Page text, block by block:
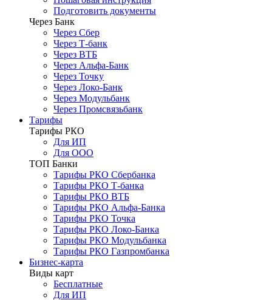
Подготовить документы
Через Банк
Через Сбер
Через Т-банк
Через ВТБ
Через Альфа-Банк
Через Точку
Через Локо-Банк
Через Модульбанк
Через Промсвязьбанк
Тарифы
Тарифы РКО
Для ИП
Для ООО
ТОП Банки
Тарифы РКО Сбербанка
Тарифы РКО Т-банка
Тарифы РКО ВТБ
Тарифы РКО Альфа-Банка
Тарифы РКО Точка
Тарифы РКО Локо-Банка
Тарифы РКО Модульбанка
Тарифы РКО Газпромбанка
Бизнес-карта
Виды карт
Бесплатные
Для ИП